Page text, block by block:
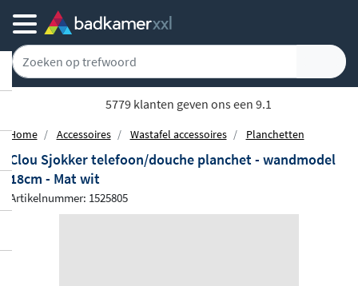
Achteraf of gespreid betalen
Home Accessoires Wastafel accessoires Planchetten
Clou Sjokker telefoon/douche planchet - wandmodel
18cm - Mat wit
Artikelnummer: 1525805